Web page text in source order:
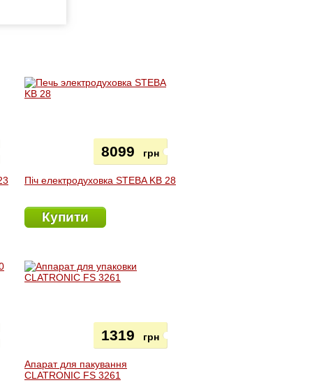
Піч електродуховка STEBA KB 28
8099 грн
Купити
Апарат для пакування
CLATRONIC FS 3261
1319 грн